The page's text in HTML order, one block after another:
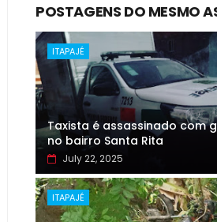
POSTAGENS DO MESMO
ITAPAJÉ
Taxista é assassinado com
no bairro Santa Rita
July 22, 2025
ITAPAJÉ